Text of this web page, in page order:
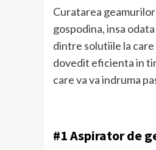
Curatarea
gospodina, insa
dintre solutiile la
dovedit eficienta in
care va va indruma
#1 Aspirator de